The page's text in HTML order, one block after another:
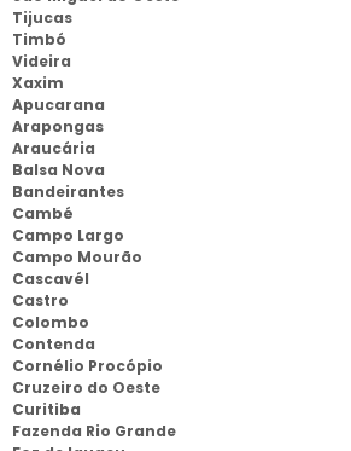
Tijucas
Timbó
Videira
Xaxim
Apucarana
Arapongas
Araucária
Balsa Nova
Bandeirantes
Cambé
Campo Largo
Campo Mourão
Cascavél
Castro
Colombo
Contenda
Cornélio Procópio
Cruzeiro do Oeste
Curitiba
Fazenda Rio Grande